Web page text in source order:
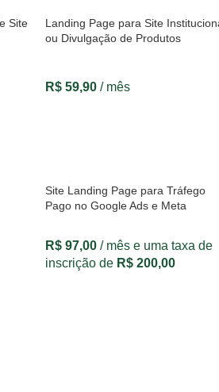
Site
Landing Page para Site
ou Divulgação de Produtos
R$ 59,90 / mês
Site Landing Page para Tráfego
Pago no Google Ads e Meta
R$ 97,00 / mês e uma taxa de
inscrição de R$ 200,00